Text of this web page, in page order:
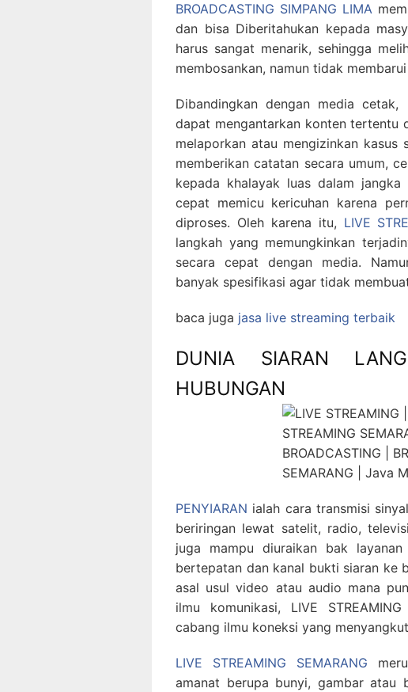
BROADCASTING SIMPANG LIMA
dan bisa Diberitahukan kepada
harus sangat menarik, sehingga
membosankan, namun tidak
Dibandingkan dengan media cetak,
dapat mengantarkan konten tertentu
melaporkan atau mengizinkan kasus
memberikan catatan secara umum,
kepada khalayak luas dalam
cepat memicu kericuhan karena
diproses. Oleh karena itu, LIVE
langkah yang memungkinkan
secara cepat dengan media.
banyak spesifikasi agar tidak
baca juga jasa live streaming terbaik
DUNIA SIARAN
HUBUNGAN
PENYIARAN ialah cara transmisi
beriringan lewat satelit, radio,
juga mampu diuraikan bak
bertepatan dan kanal bukti siaran ke
asal usul video atau audio mana
ilmu komunikasi, LIVE
cabang ilmu koneksi yang menyangkut
LIVE STREAMING SEMARANG
amanat berupa bunyi, gambar